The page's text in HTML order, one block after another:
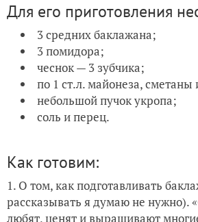
Для его приготовления
3 средних баклажана;
3 помидора;
чеснок — 3 зубчика;
по 1 ст.л. майонеза, сметаны
небольшой пучок укропа;
соль и перец.
Как готовим:
1. О том, как подготавливать
рассказывать я думаю не нужно).
любят, ценят и выращивают